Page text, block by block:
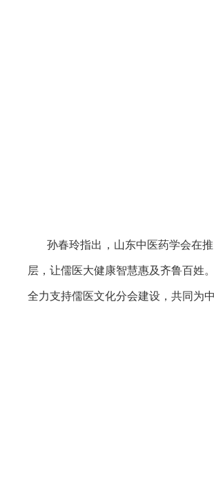
孙春玲指出，山东中医药学会在
层，让儒医大健康智慧惠及齐鲁百姓
全力支持儒医文化分会建设，共同为